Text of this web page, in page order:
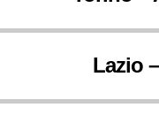
Lazio